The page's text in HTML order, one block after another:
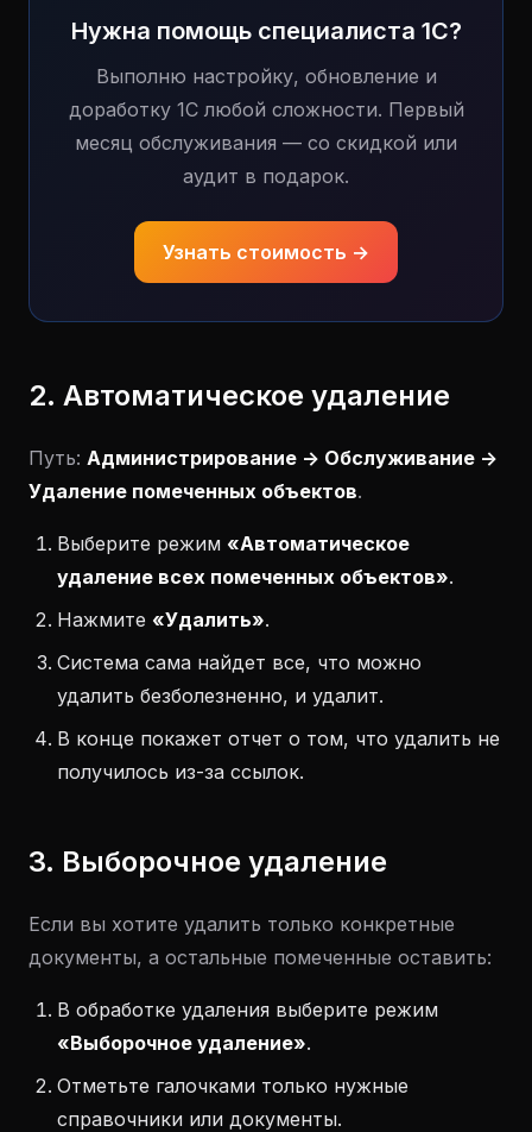
Нужна помощь специалиста 1С?
Выполню настройку, обновление и
доработку 1С любой сложности. Первый
месяц обслуживания — со скидкой или
аудит в подарок.
Узнать стоимость →
2. Автоматическое удаление
Путь: Администрирование -> Обслуживание ->
Удаление помеченных объектов.
Выберите режим «Автоматическое
удаление всех помеченных объектов».
Нажмите «Удалить».
Система сама найдет все, что можно
удалить безболезненно, и удалит.
В конце покажет отчет о том, что удалить не
получилось из-за ссылок.
3. Выборочное удаление
Если вы хотите удалить только конкретные
документы, а остальные помеченные оставить:
В обработке удаления выберите режим
«Выборочное удаление».
Отметьте галочками только нужные
справочники или документы.